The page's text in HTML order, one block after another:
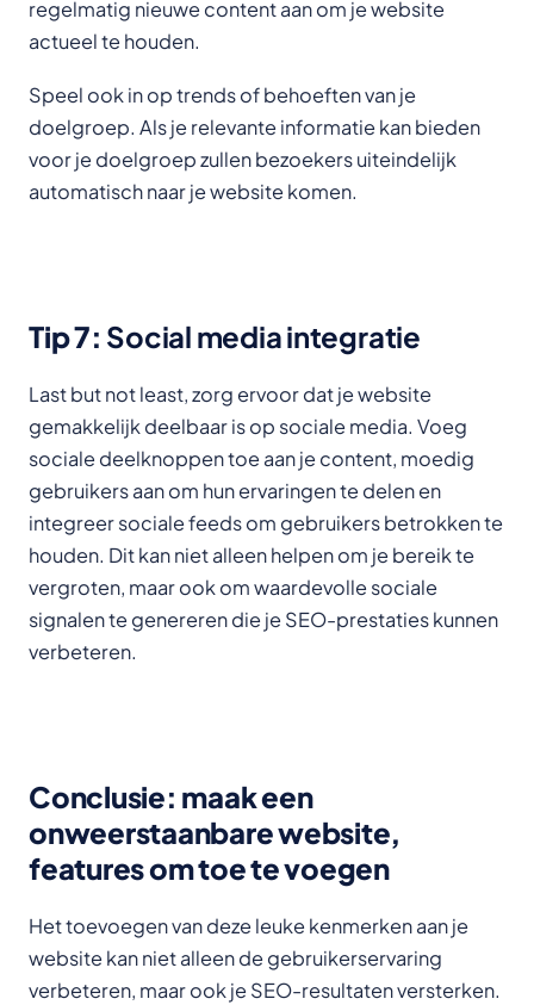
regelmatig nieuwe content aan om je website
actueel te houden.
Speel ook in op trends of behoeften van je
doelgroep. Als je relevante informatie kan bieden
voor je doelgroep zullen bezoekers uiteindelijk
automatisch naar je website komen.
Tip 7: Social media integratie
Last but not least, zorg ervoor dat je website
gemakkelijk deelbaar is op sociale media. Voeg
sociale deelknoppen toe aan je content, moedig
gebruikers aan om hun ervaringen te delen en
integreer sociale feeds om gebruikers betrokken te
houden. Dit kan niet alleen helpen om je bereik te
vergroten, maar ook om waardevolle sociale
signalen te genereren die je SEO-prestaties kunnen
verbeteren.
Conclusie: maak een
onweerstaanbare website,
features om toe te voegen
Het toevoegen van deze leuke kenmerken aan je
website kan niet alleen de gebruikerservaring
verbeteren, maar ook je SEO-resultaten versterken.